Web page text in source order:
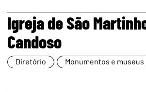
page
Igreja de São
Candoso
Diretório Monumentos e museus